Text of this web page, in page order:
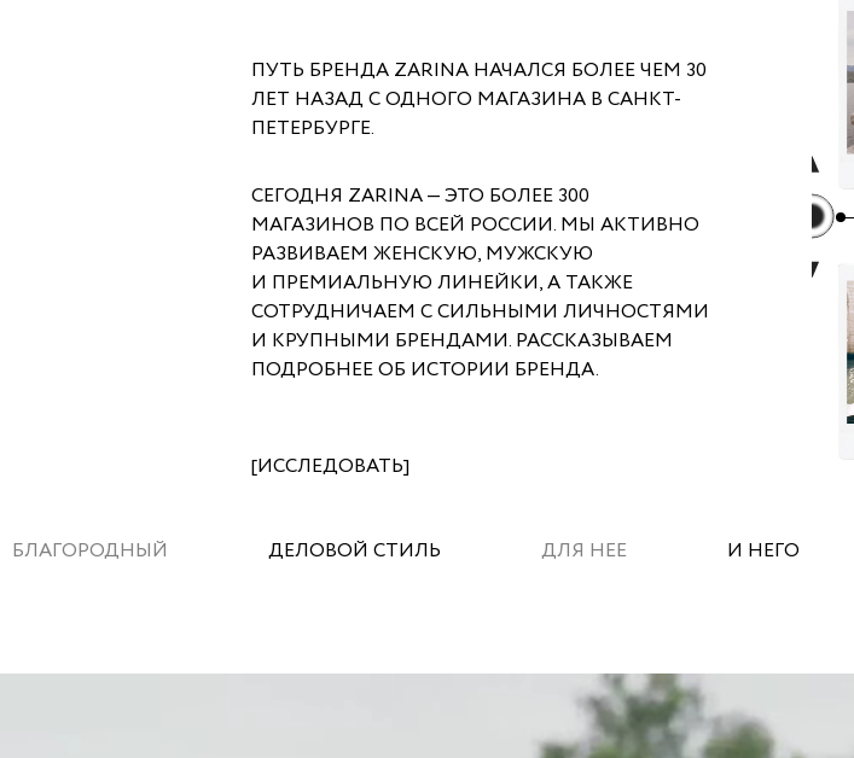
ПУТЬ БРЕНДА ZARINA НАЧАЛСЯ БОЛЕЕ ЧЕМ 30
ЛЕТ НАЗАД С ОДНОГО МАГАЗИНА В САНКТ-
ПЕТЕРБУРГЕ.
СЕГОДНЯ ZARINA — ЭТО БОЛЕЕ 300
МАГАЗИНОВ ПО ВСЕЙ РОССИИ. МЫ АКТИВНО
РАЗВИВАЕМ ЖЕНСКУЮ, МУЖСКУЮ
И ПРЕМИАЛЬНУЮ ЛИНЕЙКИ, А ТАКЖЕ
СОТРУДНИЧАЕМ С СИЛЬНЫМИ ЛИЧНОСТЯМИ
И КРУПНЫМИ БРЕНДАМИ. РАССКАЗЫВАЕМ
ПОДРОБНЕЕ ОБ ИСТОРИИ БРЕНДА.
[ИССЛЕДОВАТЬ]
БЛАГОРОДНЫЙ ДЕЛОВОЙ СТИЛЬ ДЛЯ НЕЕ И НЕГО